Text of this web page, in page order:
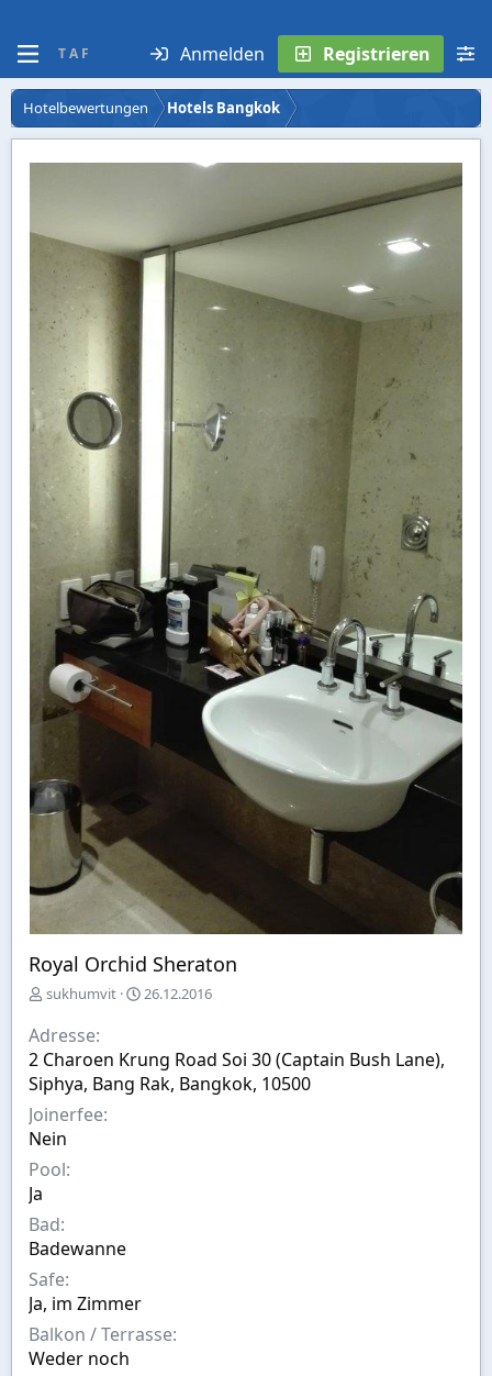
T A F Anmelden Registrieren
Hotelbewertungen Hotels Bangkok
Royal Orchid Sheraton
E
s
t
e
l
l
t
v
o
sukhumvit
A
w
a
h
26.12.2016
Adresse
2 Charoen Krung Road Soi 30 (Captain Bush Lane),
Siphya, Bang Rak, Bangkok, 10500
Joinerfee
Nein
Pool
Ja
Bad
Badewanne
Safe
Ja, im Zimmer
Balkon / Terrasse
Weder noch